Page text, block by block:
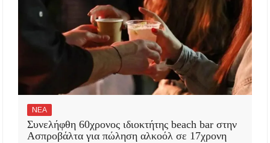
ΝΕΑ
Συνελήφθη 60χρονος ιδιοκτήτης beach bar στην
Ασπροβάλτα για πώληση αλκοόλ σε 17χρονη